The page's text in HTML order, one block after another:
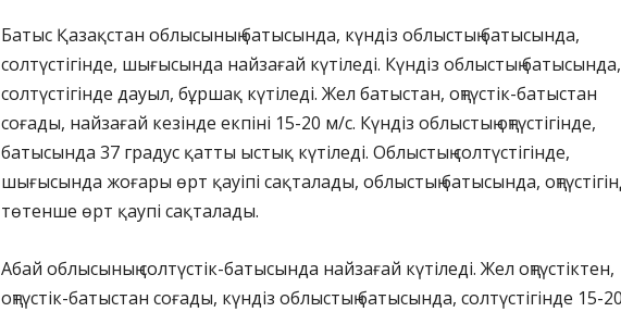
Батыс Қазақстан облысының батысында, күндіз облыстың батысында,
солтүстігінде, шығысында найзағай күтіледі. Күндіз облыстың батысында,
солтүстігінде дауыл, бұршақ күтіледі. Жел батыстан, оңтүстік-батыстан
соғады, найзағай кезінде екпіні 15-20 м/с. Күндіз облыстың оңтүстігінде,
батысында 37 градус қатты ыстық күтіледі. Облыстың солтүстігінде,
шығысында жоғары өрт қауіпі сақталады, облыстың батысында,
төтенше өрт қаупі сақталады.
Абай облысының солтүстік-батысында найзағай күтіледі. Жел оңтүстіктен,
оңтүстік-батыстан соғады, күндіз облыстың батысында, солтүстігінде 15-